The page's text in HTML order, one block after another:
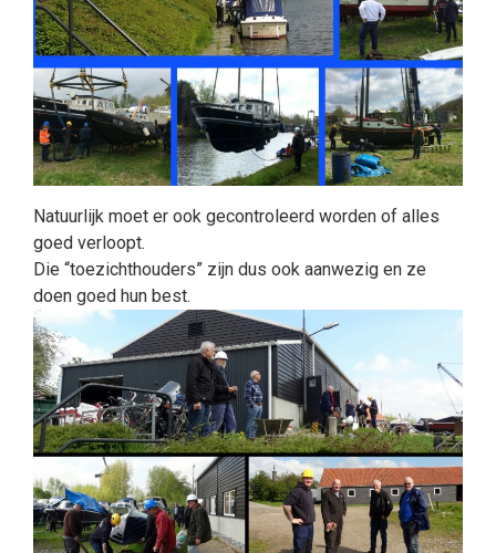
Natuurlijk moet er ook gecontroleerd worden of alles
goed verloopt.
Die “toezichthouders” zijn dus ook aanwezig en ze
doen goed hun best.